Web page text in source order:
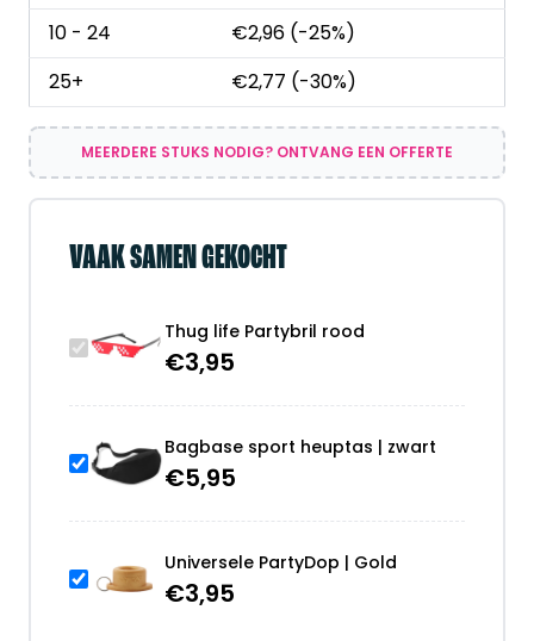
10 - 24
€2,96 (-25%)
25+
€2,77 (-30%)
MEERDERE STUKS NODIG? ONTVANG EEN OFFERTE
VAAK SAMEN GEKOCHT
Thug life Partybril rood
€3,95
Bagbase sport heuptas | zwart
€5,95
Universele PartyDop | Gold
€3,95